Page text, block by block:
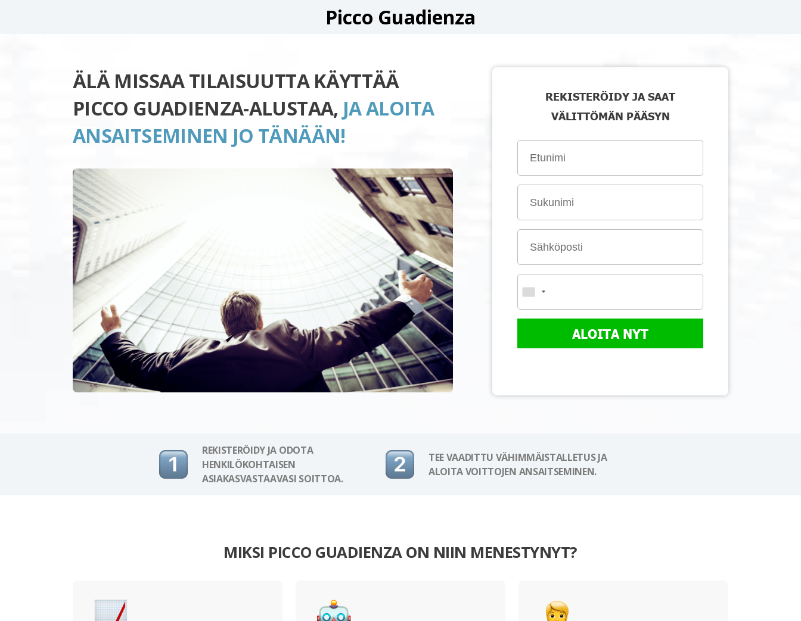
Picco Guadienza
ÄLÄ MISSAA TILAISUUTTA KÄYTTÄÄ
PICCO GUADIENZA-ALUSTAA, JA ALOITA
ANSAITSEMINEN JO TÄNÄÄN!
REKISTERÖIDY JA SAAT
VÄLITTÖMÄN PÄÄSYN
ALOITA NYT
REKISTERÖIDY JA ODOTA
HENKILÖKOHTAISEN
ASIAKASVASTAAVASI SOITTOA.
TEE VAADITTU VÄHIMMÄISTALLETUS JA
ALOITA VOITTOJEN ANSAITSEMINEN.
MIKSI PICCO GUADIENZA ON NIIN MENESTYNYT?